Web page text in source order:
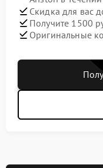
Скидка для вас
Получите 1500
Оригинальные